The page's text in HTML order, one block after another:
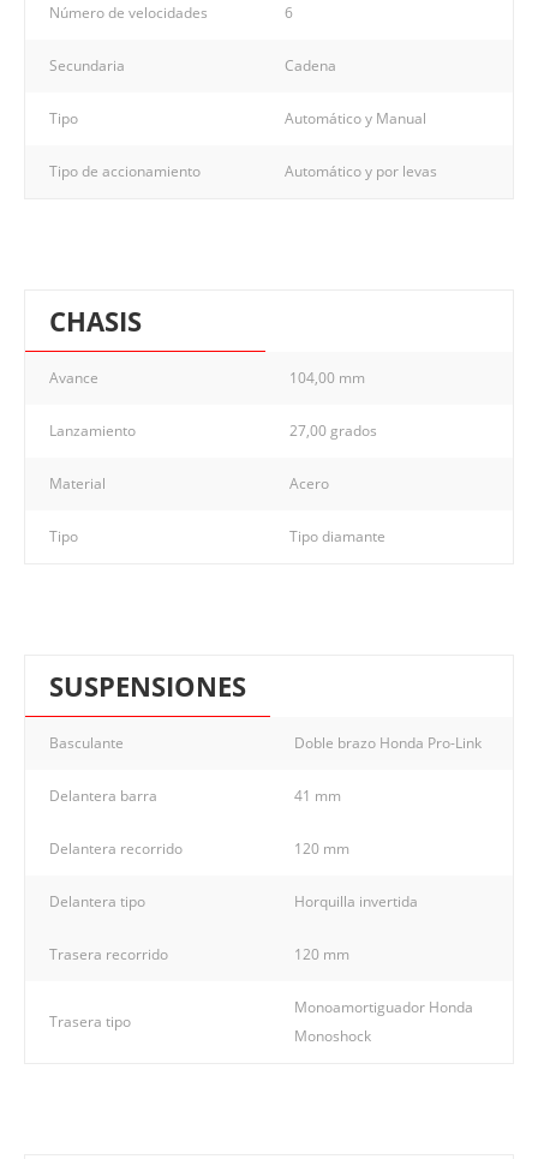
Número de velocidades 6
Secundaria Cadena
Tipo Automático y Manual
Tipo de accionamiento Automático y por levas
CHASIS
Avance 104,00 mm
Lanzamiento 27,00 grados
Material Acero
Tipo Tipo diamante
SUSPENSIONES
Basculante Doble brazo Honda Pro-Link
Delantera barra 41 mm
Delantera recorrido 120 mm
Delantera tipo Horquilla invertida
Trasera recorrido 120 mm
Trasera tipo
Monoamortiguador Honda
Monoshock